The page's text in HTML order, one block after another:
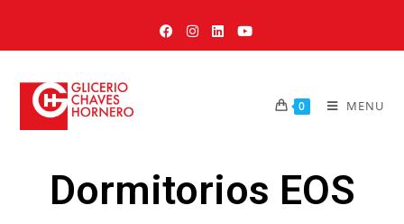
0 MENU
Dormitorios EOS